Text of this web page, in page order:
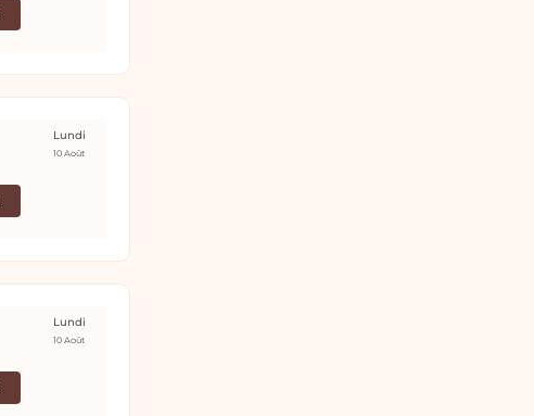
Lundi
10 Août
Lundi
10 Août